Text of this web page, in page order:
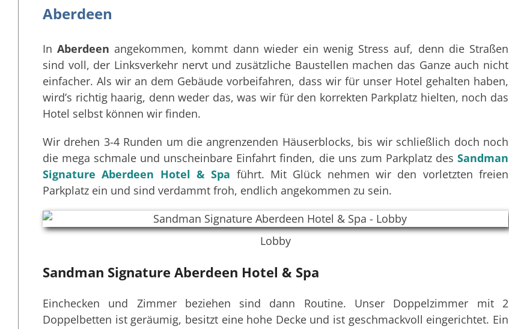
Aberdeen
InAberdeen angekommen, kommt dann wieder ein wenig Stress auf, denn die Straßen
sind voll, der Linksverkehr nervt und zusätzliche Baustellen machen das Ganze auch nicht
einfacher. Als wir an dem Gebäude vorbeifahren, dass wir für unser Hotel gehalten haben,
wird’s richtig haarig, denn weder das, was wir für den korrekten Parkplatz hielten, noch das
Hotel selbst können wir finden.
Wir drehen 3-4 Runden um die angrenzenden Häuserblocks, bis wir schließlich doch noch
die mega schmale und unscheinbare Einfahrt finden, die uns zum Parkplatz des Sandman
Signature Aberdeen Hotel & Spa führt. Mit Glück nehmen wir den vorletzten freien
Parkplatz ein und sind verdammt froh, endlich angekommen zu sein.
Lobby
Sandman Signature Aberdeen Hotel & Spa
Einchecken und Zimmer beziehen sind dann Routine. Unser Doppelzimmer mit 2
Doppelbetten ist geräumig, besitzt eine hohe Decke und ist geschmackvoll eingerichtet. Ein